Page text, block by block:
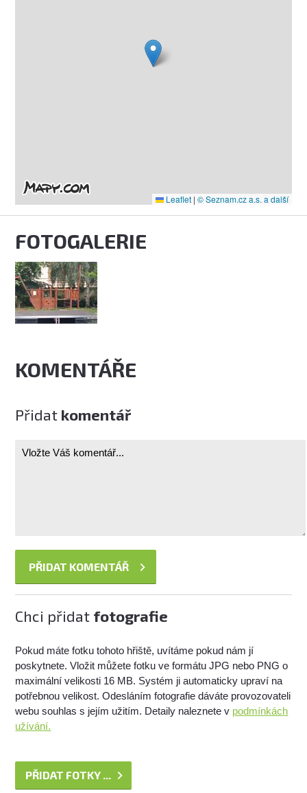
Leaflet | © Seznam.cz a.s. a další
FOTOGALERIE
KOMENTÁŘE
Přidat komentář
Chci přidat fotografie
Pokud máte fotku tohoto hřiště, uvítáme pokud nám jí
poskytnete. Vložit můžete fotku ve formátu JPG nebo PNG o
maximální velikosti 16 MB. Systém ji automaticky upraví na
potřebnou velikost. Odesláním fotografie dáváte provozovateli
webu souhlas s jejím užitím. Detaily naleznete v podmínkách
užívání.
PŘIDAT FOTKY ...